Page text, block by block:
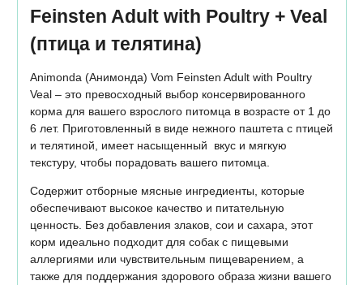
Feinsten Adult with Poultry + Veal
(птица и телятина)
Animonda (Анимонда) Vom Feinsten Adult with Poultry
Veal – это превосходный выбор консервированного
корма для вашего взрослого питомца в возрасте от 1 до
6 лет. Приготовленный в виде нежного паштета с птицей
и телятиной, имеет насыщенный вкус и мягкую
текстуру, чтобы порадовать вашего питомца.
Содержит отборные мясные ингредиенты, которые
обеспечивают высокое качество и питательную
ценность. Без добавления злаков, сои и сахара, этот
корм идеально подходит для собак с пищевыми
аллергиями или чувствительным пищеварением, а
также для поддержания здорового образа жизни вашего